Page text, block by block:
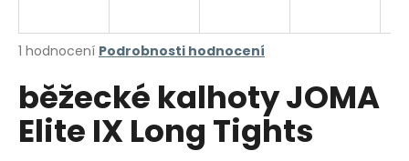
Průměrné
produktu
je
5,0
1 hodnocení Podrobnosti hodnocení
běžecké kalhoty JOMA
Elite IX Long Tights
j
t
?